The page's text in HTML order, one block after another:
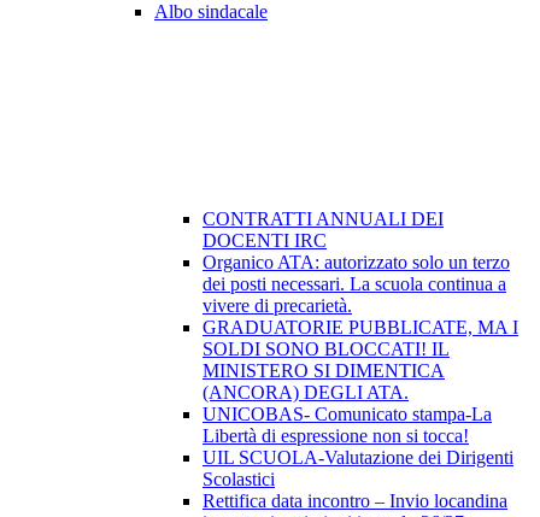
Albo sindacale
CONTRATTI ANNUALI DEI
DOCENTI IRC
Organico ATA: autorizzato solo un terzo
dei posti necessari. La scuola continua a
vivere di precarietà.
GRADUATORIE PUBBLICATE, MA I
SOLDI SONO BLOCCATI! IL
MINISTERO SI DIMENTICA
(ANCORA) DEGLI ATA.
UNICOBAS- Comunicato stampa-La
Libertà di espressione non si tocca!
UIL SCUOLA-Valutazione dei Dirigenti
Scolastici
Rettifica data incontro – Invio locandina